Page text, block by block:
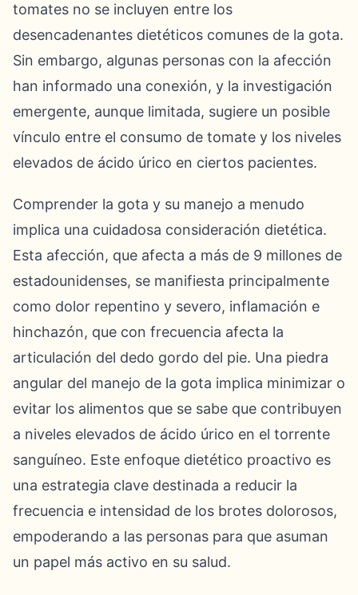
tomates no se incluyen entre los
desencadenantes dietéticos comunes de la gota.
Sin embargo, algunas personas con la afección
han informado una conexión, y la investigación
emergente, aunque limitada, sugiere un posible
vínculo entre el consumo de tomate y los niveles
elevados de ácido úrico en ciertos pacientes.
Comprender la gota y su manejo a menudo
implica una cuidadosa consideración dietética.
Esta afección, que afecta a más de 9 millones de
estadounidenses, se manifiesta principalmente
como dolor repentino y severo, inflamación e
hinchazón, que con frecuencia afecta la
articulación del dedo gordo del pie. Una piedra
angular del manejo de la gota implica minimizar o
evitar los alimentos que se sabe que contribuyen
a niveles elevados de ácido úrico en el torrente
sanguíneo. Este enfoque dietético proactivo es
una estrategia clave destinada a reducir la
frecuencia e intensidad de los brotes dolorosos,
empoderando a las personas para que asuman
un papel más activo en su salud.